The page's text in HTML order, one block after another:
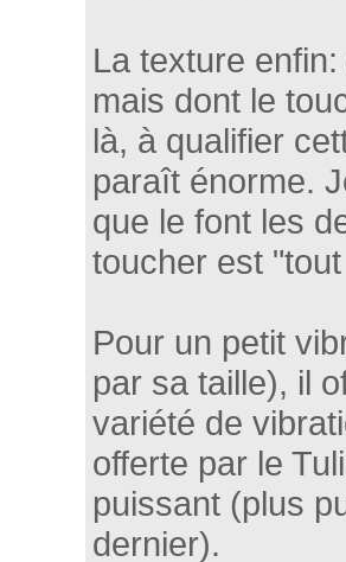
La texture
mais dont le
là, à qualifier
paraît énorme.
que le font les
toucher est
Pour un petit
par sa taille), il
variété de
offerte par le
puissant (plus
dernier).